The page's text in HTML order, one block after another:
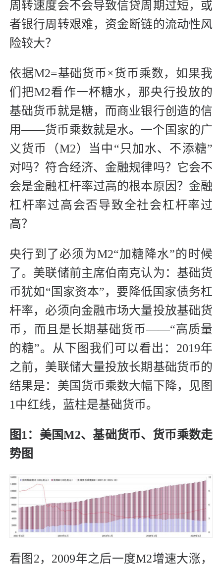
周转速度会不会导致信贷周期过短，或
者银行周转艰难，资金断链的流动性风
险较大？
依据M2=基础货币×货币乘数，如果我
们把M2看作一杯糖水，那央行投放的
基础货币就是糖，而商业银行创造的信
用——货币乘数就是水。一个国家的广
义货币（M2）当中“只加水、不添糖”
对吗？符合经济、金融规律吗？它会不
会是金融杠杆率过高的根本原因？金融
杠杆率过高会否导致全社会杠杆率过
高？
央行到了必须为M2“加糖降水”的时候
了。美联储前主席伯南克认为：基础货
币犹如“国家资本”，要降低国家债务杠
杆率，必须向金融市场大量投放基础货
币，而且是长期基础货币——“高质量
的糖”。从下图我们可以看出：2019年
之前，美联储大量投放长期基础货币的
结果是：美国货币乘数大幅下降，见图
1中红线，蓝柱是基础货币。
图1：美国M2、基础货币、货币乘数走
势图
看图2，2009年之后一度M2增速大涨，